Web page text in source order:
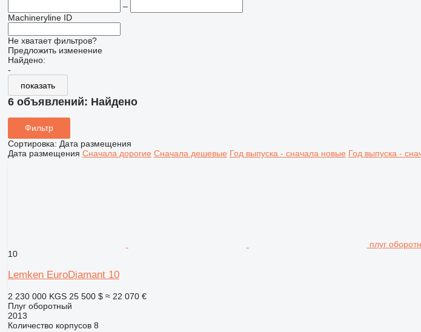
–
Machineryline ID
Не хватает фильтров?
Предложить изменение
Найдено:
-
показать
6 объявлений: Найдено
Фильтр
Сортировка: Дата размещения
Дата размещения Сначала дорогие Сначала дешевые Год выпуска - сначала новые Год выпуска -
плуг
10
Lemken EuroDiamant 10
2 230 000 KGS 25 500 $ ≈ 22 070 €
Плуг оборотный
2013
Количество корпусов 8